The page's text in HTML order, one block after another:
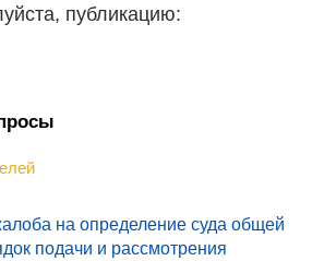
публикацию:
на определение суда общей
подачи и рассмотрения